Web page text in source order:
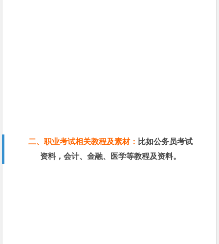
二、职业考试相关教程及素材： 比如公务员考试
资料，会计、金融、医学等教程及资料。